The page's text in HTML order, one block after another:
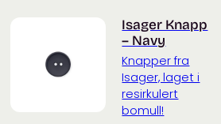
Isager Knapp
– Navy
Knapper fra
Isager, laget i
resirkulert
bomull!